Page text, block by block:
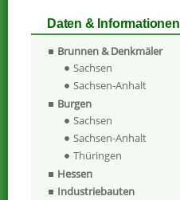
Daten & Informationen
Brunnen & Denkmäler
Sachsen
Sachsen-Anhalt
Burgen
Sachsen
Sachsen-Anhalt
Thüringen
Hessen
Industriebauten